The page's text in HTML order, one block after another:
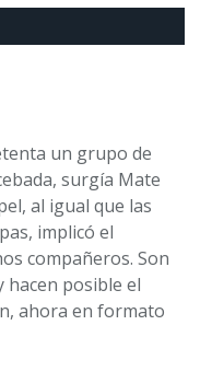
un grupo de
surgía Mate
al igual que las
implicó el
compañeros. Son
hacen posible el
ahora en formato